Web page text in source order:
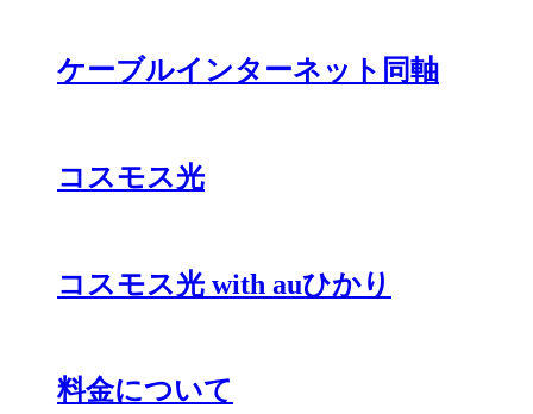
ケーブルインターネット同軸
コスモス光
コスモス光 with auひかり
料金について